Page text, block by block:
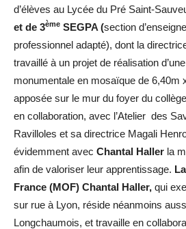
d’élèves au Lycée du Pré Saint-
et de 3ème SEGPA (section
professionnel adapté), dont la
travaillé à un projet de réalisation
monumentale en mosaïque de 6,40m
apposée sur le mur du foyer du
en collaboration, avec l’Atelier des
Ravilloles et sa directrice Magali
évidemment avec Chantal Haller la
afin de valoriser leur apprentissage. La
France (MOF) Chantal Haller, qui
sur rue à Lyon, réside néanmoins
Longchaumois, et travaille en